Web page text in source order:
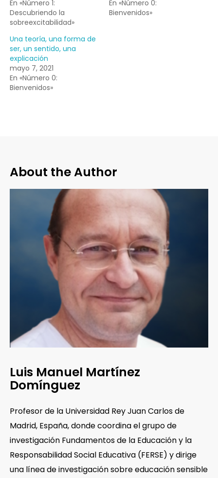
En «Número 1:
Descubriendo la
sobreexcitabilidad»
En «Número 0:
Bienvenidos»
Una teoría, una forma de
ser, un sentido, una
explicación
mayo 7, 2021
En «Número 0:
Bienvenidos»
About the Author
Luis Manuel Martínez
Domínguez
Profesor de la Universidad Rey Juan Carlos de
Madrid, España, donde coordina el grupo de
investigación Fundamentos de la Educación y la
Responsabilidad Social Educativa (FERSE) y dirige
una línea de investigación sobre educación sensible